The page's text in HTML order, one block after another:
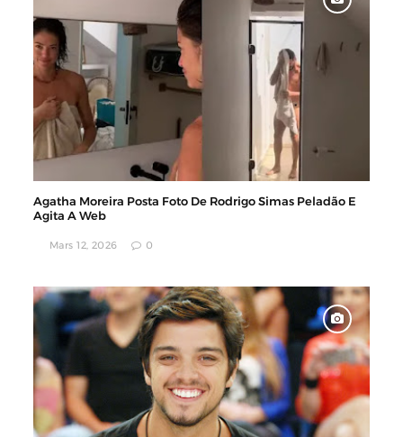
Agatha Moreira Posta Foto De Rodrigo Simas Peladão E
Agita A Web
Mars 12, 2026 0